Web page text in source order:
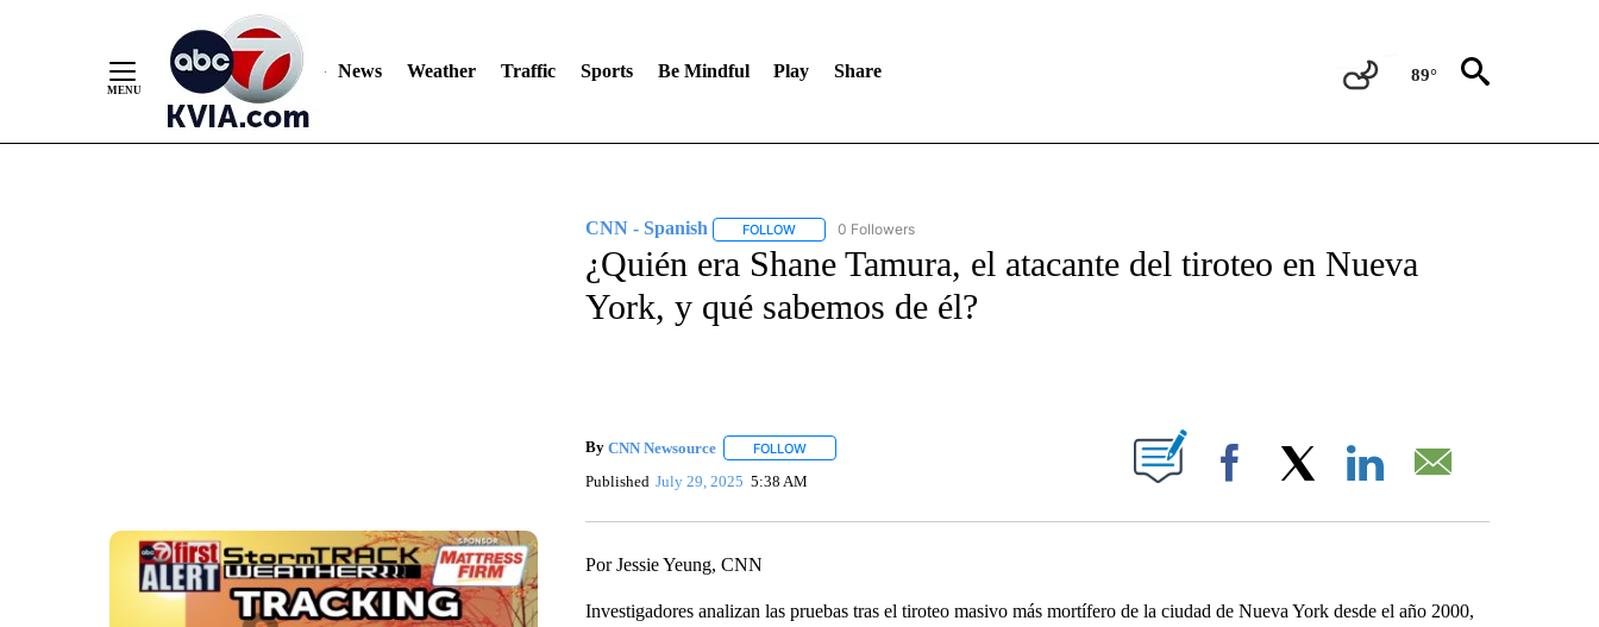
News Weather Traffic Sports Be Mindful Play Share 89°
CNN - Spanish FOLLOWFOLLOW "CNN - SPANISH" TO RECEIVE NOTIFICATIONS ABOUT NEW PAGES ON "CNN - SPANISH".
0 Followers
¿Quién era Shane Tamura, el atacante del tiroteo en Nueva
York, y qué sabemos de él?
By CNN Newsource FOLLOWFOLLOW "" TO RECEIVE NOTIFICATIONS ABOUT NEW PAGES ON "".
Published July 29, 2025 5:38 AM Facebook
Por Jessie Yeung, CNN
Investigadores analizan las pruebas tras el tiroteo masivo más mortífero de la ciudad de Nueva York desde el año 2000,